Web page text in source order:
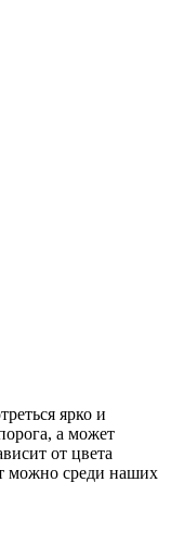
ярко и
а может
от цвета
можно среди наших